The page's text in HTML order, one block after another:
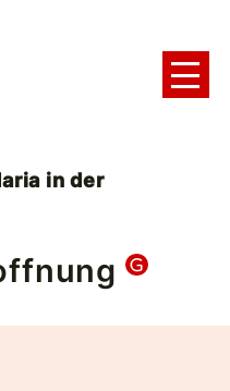
in der